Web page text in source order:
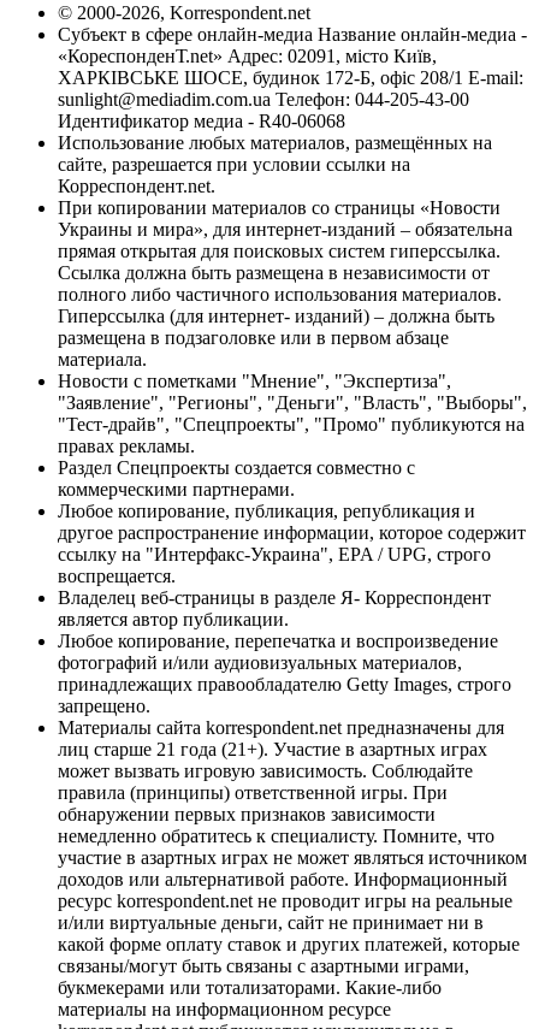
© 2000-2026, Korrespondent.net
Субъект в сфере онлайн-медиа Название онлайн-медиа -
«КореспонденТ.net» Адрес: 02091, місто Київ,
ХАРКІВСЬКЕ ШОСЕ, будинок 172-Б, офіс 208/1 E-mail:
sunlight@mediadim.com.ua Телефон: 044-205-43-00
Идентификатор медиа - R40-06068
Использование любых материалов, размещённых на
сайте, разрешается при условии ссылки на
Корреспондент.net.
При копировании материалов со страницы «Новости
Украины и мира», для интернет-изданий – обязательна
прямая открытая для поисковых систем гиперссылка.
Ссылка должна быть размещена в независимости от
полного либо частичного использования материалов.
Гиперссылка (для интернет- изданий) – должна быть
размещена в подзаголовке или в первом абзаце
материала.
Новости с пометками "Мнение", "Экспертиза",
"Заявление", "Регионы", "Деньги", "Власть", "Выборы",
"Тест-драйв", "Спецпроекты", "Промо" публикуются на
правах рекламы.
Раздел Спецпроекты создается совместно с
коммерческими партнерами.
Любое копирование, публикация, републикация и
другое распространение информации, которое содержит
ссылку на "Интерфакс-Украина", EPA / UPG, строго
воспрещается.
Владелец веб-страницы в разделе Я- Корреспондент
является автор публикации.
Любое копирование, перепечатка и воспроизведение
фотографий и/или аудиовизуальных материалов,
принадлежащих правообладателю Getty Images, строго
запрещено.
Материалы сайта korrespondent.net предназначены для
лиц старше 21 года (21+). Участие в азартных играх
может вызвать игровую зависимость. Соблюдайте
правила (принципы) ответственной игры. При
обнаружении первых признаков зависимости
немедленно обратитесь к специалисту. Помните, что
участие в азартных играх не может являться источником
доходов или альтернативой работе. Информационный
ресурс korrespondent.net не проводит игры на реальные
и/или виртуальные деньги, сайт не принимает ни в
какой форме оплату ставок и других платежей, которые
связаны/могут быть связаны с азартными играми,
букмекерами или тотализаторами. Какие-либо
материалы на информационном ресурсе